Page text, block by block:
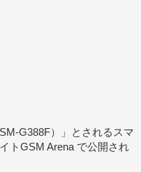
G388F）」とされるスマ
トGSM Arena で公開され